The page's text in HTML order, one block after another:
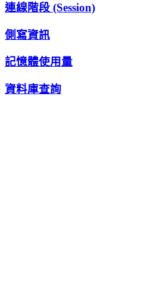
連線階段 (Session)
側寫資訊
記憶體使用量
資料庫查詢